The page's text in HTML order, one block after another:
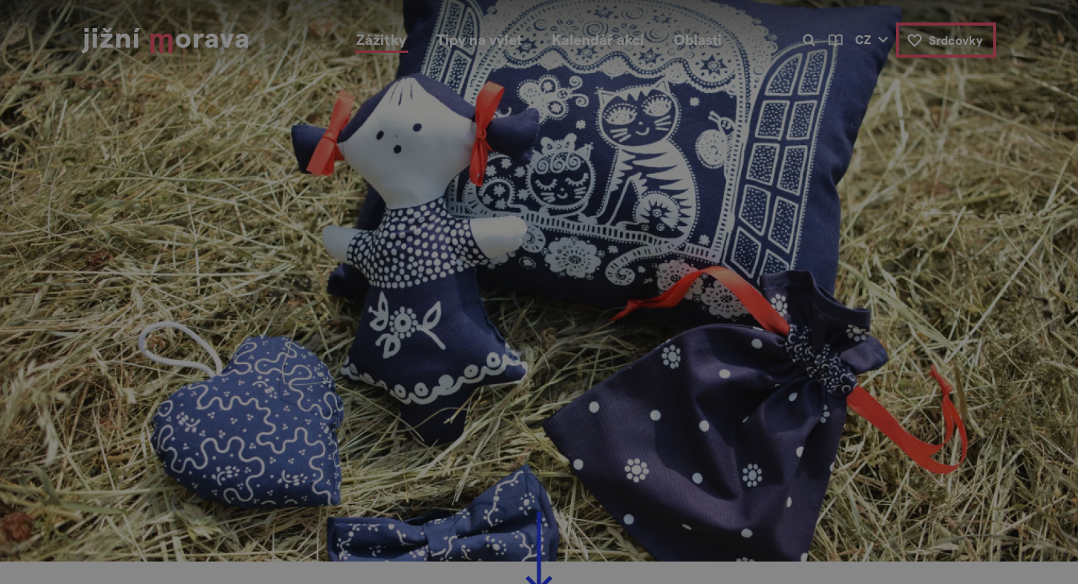
Zážitky Tipy na výlet Kalendář akcí Oblasti CZ Srdcovky